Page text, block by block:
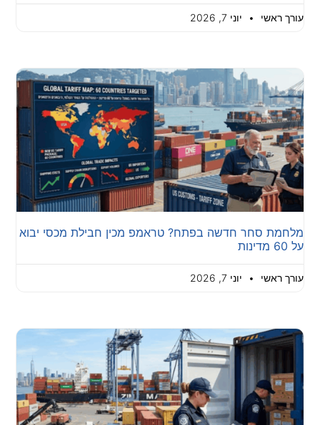
עורך ראשי יוני 7, 2026
מלחמת סחר חדשה בפתח? טראמפ מכין חבילת מכסי יבוא
על 60 מדינות
עורך ראשי יוני 7, 2026